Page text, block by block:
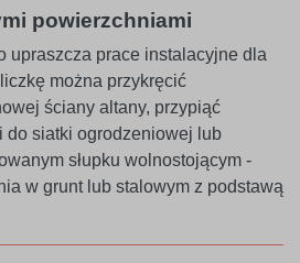
powierzchniami
upraszcza prace instalacyjne dla
można przykręcić
ściany altany, przypiąć
do siatki ogrodzeniowej lub
słupku wolnostojącym -
w grunt lub stalowym z podstawą